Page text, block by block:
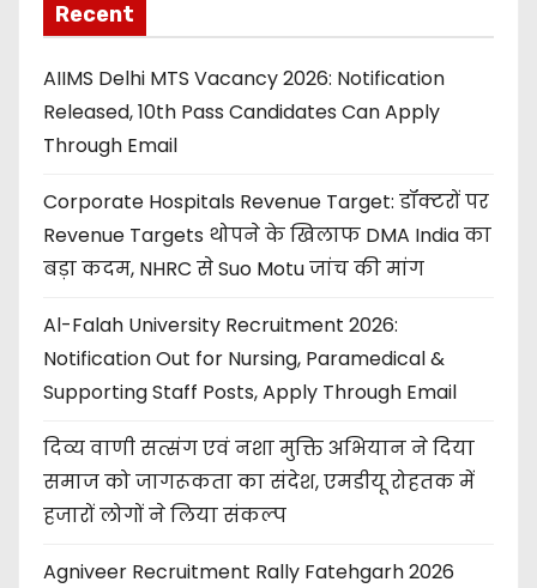
Recent
AIIMS Delhi MTS Vacancy 2026: Notification
Released, 10th Pass Candidates Can Apply
Through Email
Corporate Hospitals Revenue Target: डॉक्टरों पर
Revenue Targets थोपने के खिलाफ DMA India का
बड़ा कदम, NHRC से Suo Motu जांच की मांग
Al-Falah University Recruitment 2026:
Notification Out for Nursing, Paramedical &
Supporting Staff Posts, Apply Through Email
दिव्य वाणी सत्संग एवं नशा मुक्ति अभियान ने दिया
समाज को जागरूकता का संदेश, एमडीयू रोहतक में
हजारों लोगों ने लिया संकल्प
Agniveer Recruitment Rally Fatehgarh 2026